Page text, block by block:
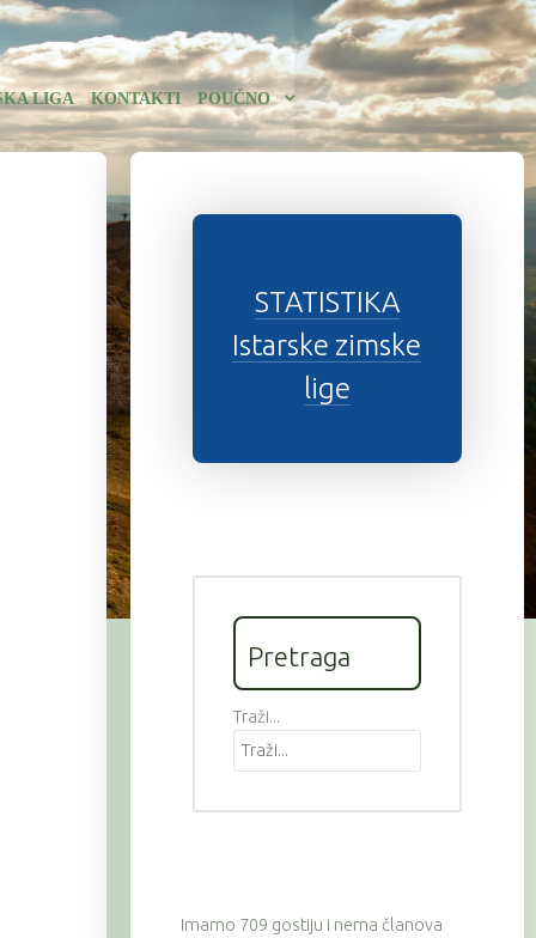
LIGA KONTAKTI POUČNO
STATISTIKA
Istarske zimske
lige
Pretraga
Traži...
Imamo 709 gostiju i nema članova